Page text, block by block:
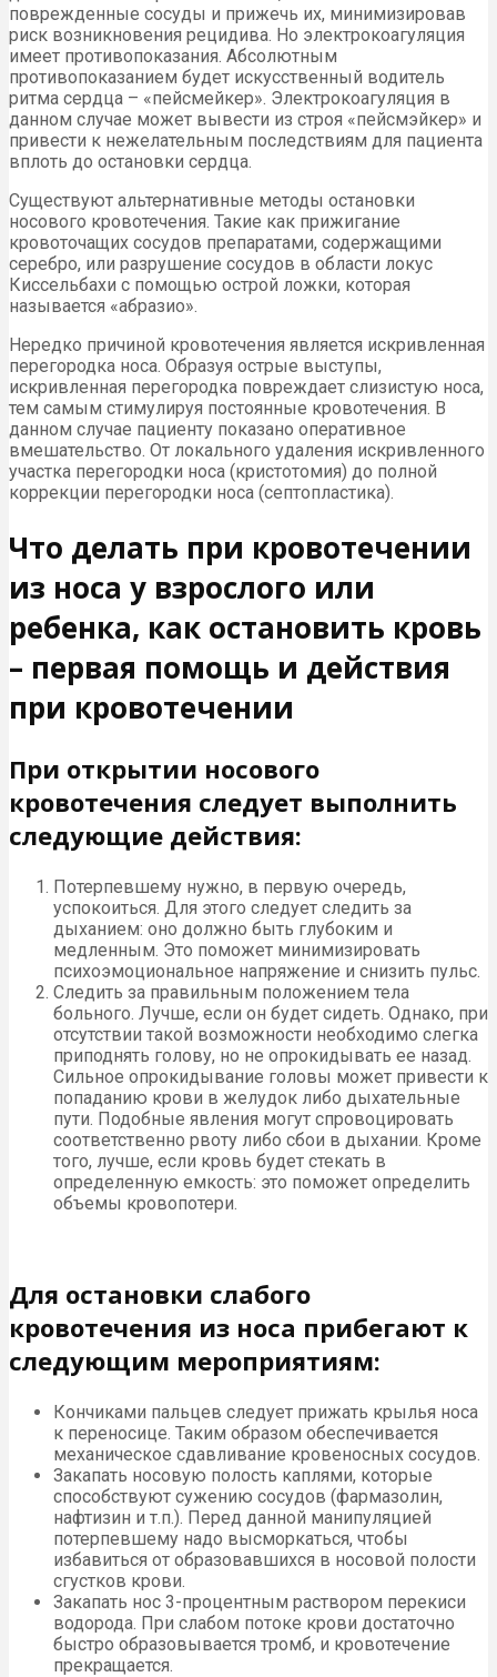
поврежденные сосуды и прижечь их, минимизировав
риск возникновения рецидива. Но электрокоагуляция
имеет противопоказания. Абсолютным
противопоказанием будет искусственный водитель
ритма сердца – «пейсмейкер». Электрокоагуляция в
данном случае может вывести из строя «пейсмэйкер» и
привести к нежелательным последствиям для пациента
вплоть до остановки сердца.
Существуют альтернативные методы остановки
носового кровотечения. Такие как прижигание
кровоточащих сосудов препаратами, содержащими
серебро, или разрушение сосудов в области локус
Киссельбахи с помощью острой ложки, которая
называется «абразио».
Нередко причиной кровотечения является искривленная
перегородка носа. Образуя острые выступы,
искривленная перегородка повреждает слизистую носа,
тем самым стимулируя постоянные кровотечения. В
данном случае пациенту показано оперативное
вмешательство. От локального удаления искривленного
участка перегородки носа (кристотомия) до полной
коррекции перегородки носа (септопластика).
Что делать при кровотечении
из носа у взрослого или
ребенка, как остановить кровь
– первая помощь и действия
при кровотечении
При открытии носового
кровотечения следует выполнить
следующие действия:
Потерпевшему нужно, в первую очередь,
успокоиться. Для этого следует следить за
дыханием: оно должно быть глубоким и
медленным. Это поможет минимизировать
психоэмоциональное напряжение и снизить пульс.
Следить за правильным положением тела
больного. Лучше, если он будет сидеть. Однако, при
отсутствии такой возможности необходимо слегка
приподнять голову, но не опрокидывать ее назад.
Сильное опрокидывание головы может привести к
попаданию крови в желудок либо дыхательные
пути. Подобные явления могут спровоцировать
соответственно рвоту либо сбои в дыхании. Кроме
того, лучше, если кровь будет стекать в
определенную емкость: это поможет определить
объемы кровопотери.
Для остановки слабого
кровотечения из носа прибегают к
следующим мероприятиям:
Кончиками пальцев следует прижать крылья носа
к переносице. Таким образом обеспечивается
механическое сдавливание кровеносных сосудов.
Закапать носовую полость каплями, которые
способствуют сужению сосудов (фармазолин,
нафтизин и т.п.). Перед данной манипуляцией
потерпевшему надо высморкаться, чтобы
избавиться от образовавшихся в носовой полости
сгустков крови.
Закапать нос 3-процентным раствором перекиси
водорода. При слабом потоке крови достаточно
быстро образовывается тромб, и кровотечение
прекращается.